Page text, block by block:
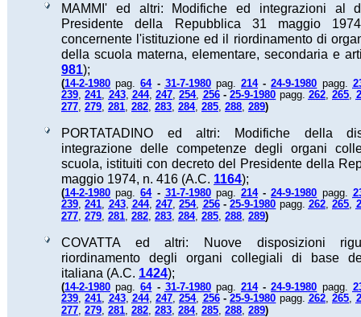
MAMMI' ed altri: Modifiche ed integrazioni al
Presidente della Repubblica 31 maggio
concernente l'istituzione ed il riordinamento di
della scuola materna, elementare, secondaria e
981);
(14-2-1980 pag.64- 31-7-1980pag.214-24-9-1980 pagg.
239,241, 243, 244,247,254, 256-25-9-1980 pagg. 262,265,
277, 279, 281, 282, 283, 284, 285, 288, 289)
PORTATADINO ed altri: Modifiche della
integrazione delle competenze degli organi
scuola, istituiti con decreto del Presidente della
maggio 1974, n. 416 (A.C. 1164);
(14-2-1980 pag.64- 31-7-1980pag.214-24-9-1980 pagg.
239,241, 243, 244,247,254, 256-25-9-1980 pagg. 262,265,
277, 279, 281, 282, 283, 284, 285, 288, 289)
COVATTA ed altri: Nuove disposizioni
riordinamento degli organi collegiali di base
italiana (A.C. 1424);
(14-2-1980 pag.64- 31-7-1980pag.214-24-9-1980 pagg.
239,241, 243, 244,247,254, 256-25-9-1980 pagg. 262,265,
277, 279, 281, 282, 283, 284, 285, 288, 289)